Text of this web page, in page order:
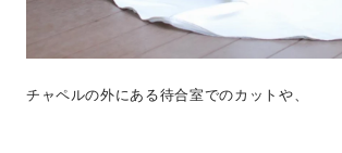
チャペルの外にある待合室でのカットや、